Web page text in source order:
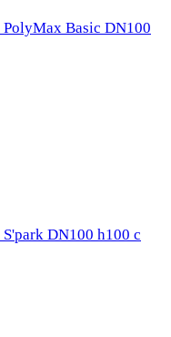
PolyMax Basic DN100
DN100 h100 с